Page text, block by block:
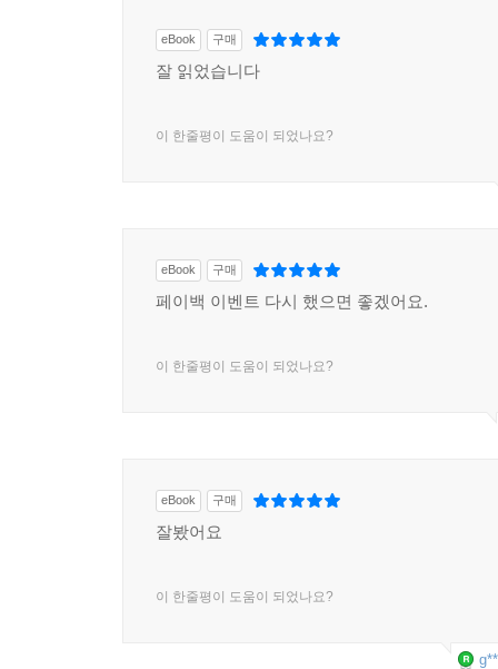
eBook 구매
잘 읽었습니다
이 한줄평이 도움이 되었나요?
eBook 구매
페이백 이벤트 다시 했으면 좋겠어요.
이 한줄평이 도움이 되었나요?
eBook 구매
잘봤어요
이 한줄평이 도움이 되었나요?